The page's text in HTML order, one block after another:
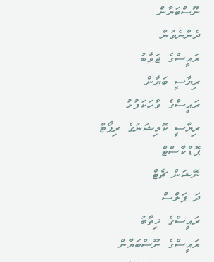
ނޫސްބަޔާން
ދެންނެވުން
ރައީސްގެ ޖަވާބު
ރިޔާސީ ބަޔާން
ރައީސްގެ ވާހަކަފުޅު
ރިޔާސީ ކޮމިޝަނުގެ ރިޕޯޓް
ޕޮޑްކާސްޓް
ނޭޝަން ޗެޓް
ދަ ޕަލްސް
ރައީސްގެ ޚިތާބު
ރައީސްގެ ނޫސްބަޔާން